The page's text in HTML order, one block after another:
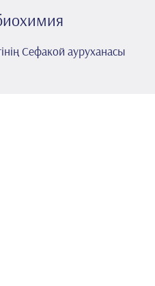
Сефакой ауруханасы